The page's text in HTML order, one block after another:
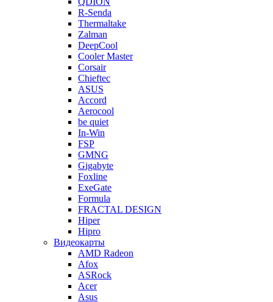
R-Senda
Thermaltake
Zalman
DeepCool
Cooler Master
Corsair
Chieftec
ASUS
Accord
Aerocool
be quiet
In-Win
FSP
GMNG
Gigabyte
Foxline
ExeGate
Formula
FRACTAL DESIGN
Hiper
Hipro
Видеокарты
AMD Radeon
Afox
ASRock
Acer
Asus